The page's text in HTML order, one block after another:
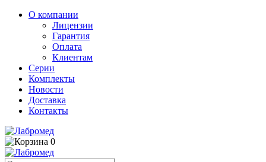
О компании
Лицензии
Гарантия
Оплата
Клиентам
Серии
Комплекты
Новости
Доставка
Контакты
0